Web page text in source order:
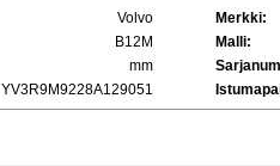
Volvo
Merkki:
B12M
Malli:
mm
YV3R9M9228A129051